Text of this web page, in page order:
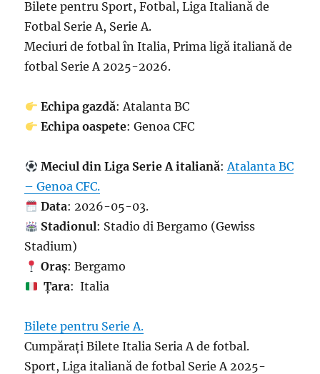
Bilete pentru Sport, Fotbal, Liga Italiană de
Fotbal Serie A, Serie A.
Meciuri de fotbal în Italia, Prima ligă italiană de
fotbal Serie A 2025-2026.
Echipa gazdă: Atalanta BC
Echipa oaspete: Genoa CFC
Meciul din Liga Serie A italiană:Atalanta BC
– Genoa CFC.
Data: 2026-05-03.
Stadionul: Stadio di Bergamo (Gewiss
Stadium)
Oraș: Bergamo
Țara: Italia
Bilete pentru Serie A.
Cumpărați Bilete Italia Seria A de fotbal.
Sport, Liga italiană de fotbal Serie A 2025-